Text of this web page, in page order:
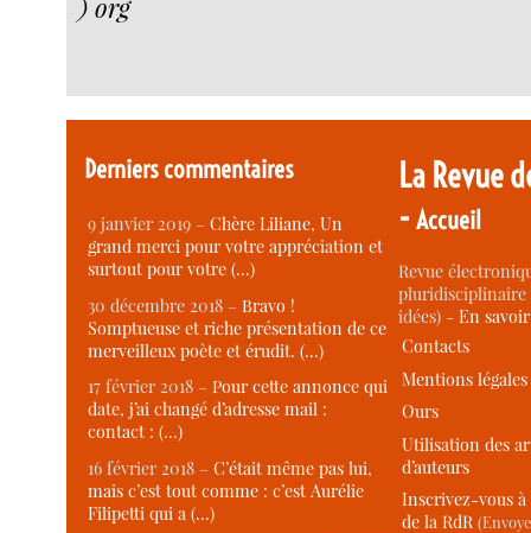
) org
Derniers commentaires
9 janvier 2019 –Chère Liliane, Un
grand merci pour votre appréciation et
surtout pour votre (…)
30 décembre 2018 –Bravo !
Somptueuse et riche présentation de ce
merveilleux poète et érudit. (…)
17 février 2018 –Pour cette annonce qui
date, j’ai changé d’adresse mail :
contact : (…)
16 février 2018 –C’était même pas lui,
mais c’est tout comme : c’est Aurélie
Filipetti qui a (…)
La Revue
-Accueil
Revue
idées) -En
Contacts
Mentions légales
Ours
Utilisation des
d’auteurs
Inscrivez-vous
de la RdR